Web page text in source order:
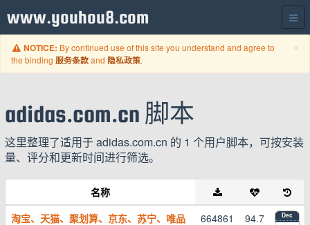
www.youhou8.com
×
NOTICE: By continued use of this site you understand and agree to
the binding 服务条款and 隐私政策.
adidas.com.cn 脚本
这里整理了适用于 adidas.com.cn 的 1 个用户脚本，可按安装
量、评分和更新时间进行筛选。
名称
淘宝、天猫、聚划算、京东、苏宁、唯品
664861 94.7 Dec